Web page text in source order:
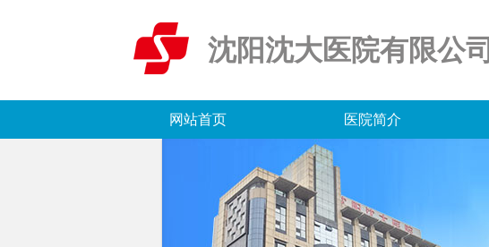
沈阳沈大医院有限公司
网站首页 医院简介